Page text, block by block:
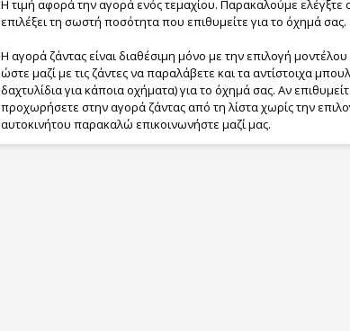
Η τιμή αφορά την αγορά ενός τεμαχίου. Παρακαλούμε ελέγξτε
επιλέξει τη σωστή ποσότητα που επιθυμείτε για το όχημά σας.
Η αγορά ζάντας είναι διαθέσιμη μόνο με την επιλογή
ώστε μαζί με τις ζάντες να παραλάβετε και τα αντίστοιχα
δαχτυλίδια για κάποια οχήματα) για το όχημά σας. Αν
προχωρήσετε στην αγορά ζάντας από τη λίστα χωρίς την
αυτοκινήτου παρακαλώ επικοινωνήστε μαζί μας.